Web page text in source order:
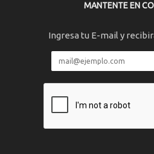
MANTENTE EN
Ingresa tu E-mail y